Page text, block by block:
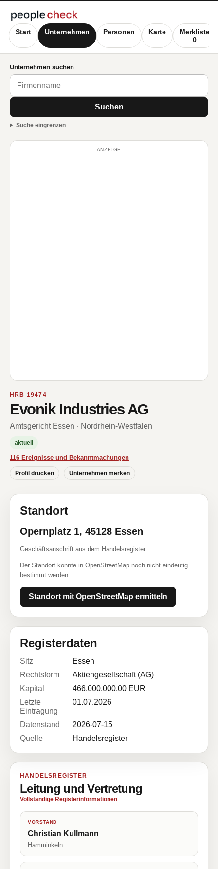
Start Unternehmen Personen Karte
Merkliste
0
Unternehmen suchen
Suchen
Suche eingrenzen
ANZEIGE
HRB 19474
Evonik Industries AG
Amtsgericht Essen · Nordrhein-Westfalen
aktuell
116 Ereignisse und Bekanntmachungen
Profil drucken Unternehmen merken
Standort
Opernplatz 1, 45128 Essen
Geschäftsanschrift aus dem Handelsregister
Der Standort konnte in OpenStreetMap noch nicht eindeutig
bestimmt werden.
Standort mit OpenStreetMap ermitteln
Registerdaten
Sitz
Essen
Rechtsform
Aktiengesellschaft (AG)
Kapital
466.000.000,00 EUR
Letzte
Eintragung
01.07.2026
Datenstand
2026-07-15
Quelle
Handelsregister
HANDELSREGISTER
Leitung und Vertretung
Vollständige Registerinformationen
VORSTAND
Christian Kullmann
Hamminkeln